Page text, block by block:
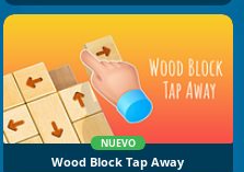
NUEVO
Wood Block Tap Away